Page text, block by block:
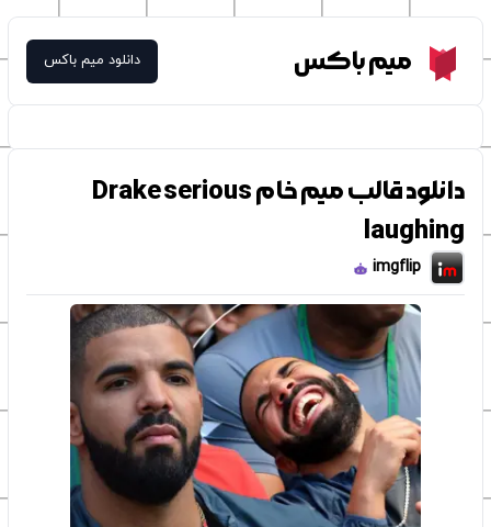
Meme Boxمیم باکس دانلود میم باکس
دانلود قالب میم خام Drake serious
laughing
imgflip